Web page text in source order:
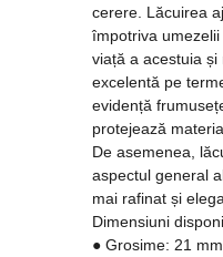
cerere. Lăcuirea
împotriva
viață a acestuia
excelentă pe
evidență
protejează
De asemenea,
aspectul general
mai rafinat și
Dimensiuni
● Grosime: 21 mm